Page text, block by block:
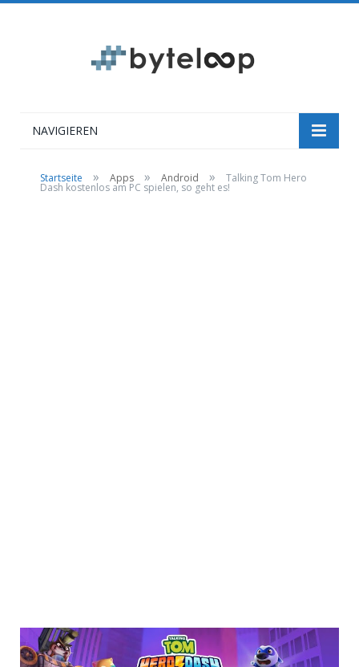
NAVIGIEREN
Startseite » Apps » Android » Talking Tom Hero
Dash kostenlos am PC spielen, so geht es!